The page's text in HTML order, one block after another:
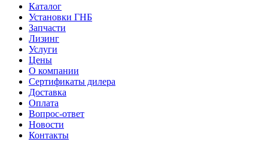
Каталог
Установки ГНБ
Запчасти
Лизинг
Услуги
Цены
О компании
Сертификаты дилера
Доставка
Оплата
Вопрос-ответ
Новости
Контакты